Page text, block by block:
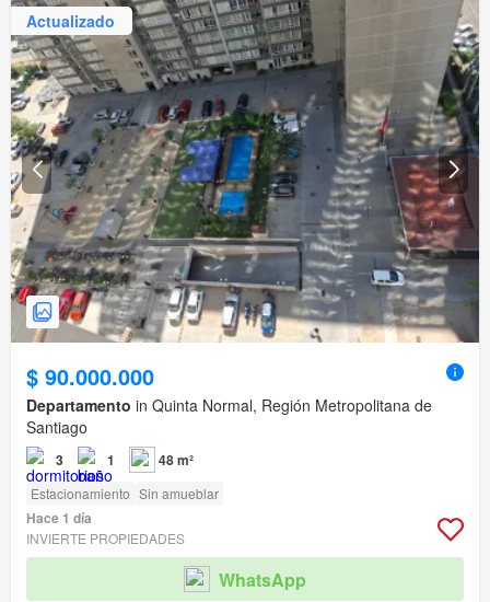
Actualizado
$ 90.000.000
Departamento in Quinta Normal, Región Metropolitana de
Santiago
3 1 48 m²
Estacionamiento Sin amueblar
Hace 1 día
INVIERTE PROPIEDADES
WhatsApp